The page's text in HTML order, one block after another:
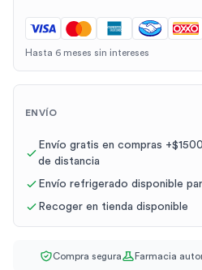
Hasta 6 meses sin intereses
ENVÍO
Envío gratis en compras
de distancia
Envío refrigerado disponible
Recoger en tienda disponible
Compra segura Farmacia